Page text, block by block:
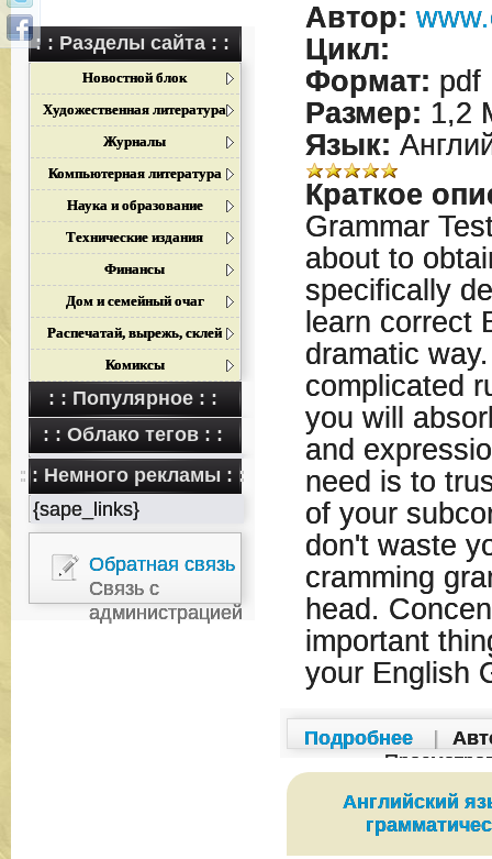
: : Разделы сайта : :
Новостной блок
Художественная литература
Журналы
Компьютерная литература
Наука и образование
Технические издания
Финансы
Дом и семейный очаг
Распечатай, вырежь, склей
Комиксы
: : Популярное : :
: : Облако тегов : :
: : Немного рекламы : :
{sape_links}
Обратная связь
Связь с
администрацией
Автор:
Цикл:
Формат: pdf
Размер: 1,2
Язык:
Краткое
Grammar
about to
specifically
learn correct
dramatic
complicated
you will
and
need is to
of your
don't waste
cramming
head.
important
your English
Подробнее
Английский